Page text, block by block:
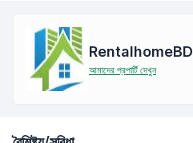
RentalhomeBD
আমাদের প্রপার্টি দেখুন